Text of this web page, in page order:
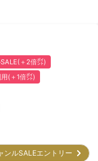
＋2倍㌽)
(＋1倍㌽)
ンルSALEエントリー